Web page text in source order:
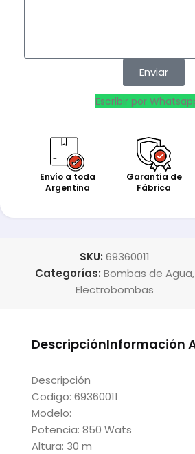
Enviar
Escribir por
Envío a toda
Argentina
Garantía de
Fábrica
SKU: 69360011
Categorías: Bombas de Agua,
Electrobombas
DescripciónInformación
Descripción
Codigo: 69360011
Modelo:
Potencia: 850 Wats
Altura: 30 m